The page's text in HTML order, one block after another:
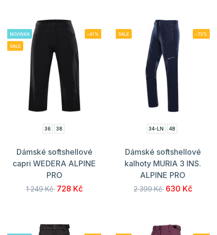
NOVINKA
SALE
-41%
36 38
Dámské softshellové
capri WEDERA ALPINE
PRO
1 249 Kč 728 Kč
SALE -73%
34-LN 48
Dámské softshellové
kalhoty MURIA 3 INS.
ALPINE PRO
2 399 Kč 630 Kč